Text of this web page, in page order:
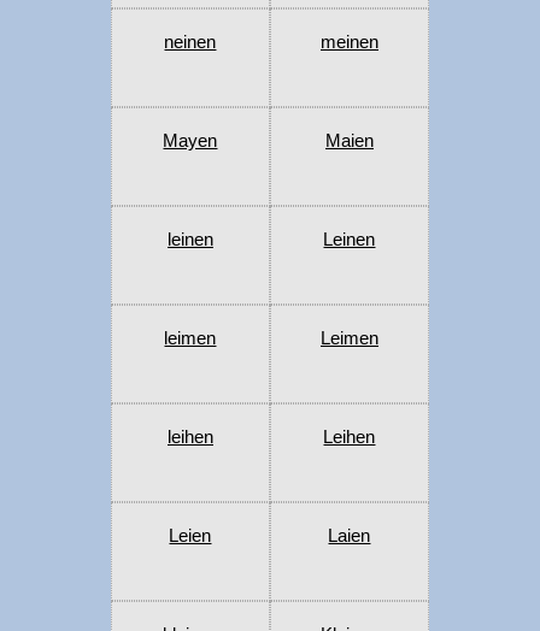
neinen meinen
Mayen Maien
leinen Leinen
leimen Leimen
leihen Leihen
Leien Laien